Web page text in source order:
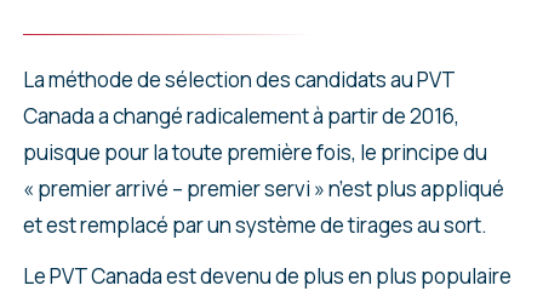
La méthode de sélection des candidats au PVT
Canada a changé radicalement à partir de 2016,
puisque pour la toute première fois, le principe du
« premier arrivé – premier servi » n’est plus appliqué
et est remplacé par un système de tirages au sort.
Le PVT Canada est devenu de plus en plus populaire